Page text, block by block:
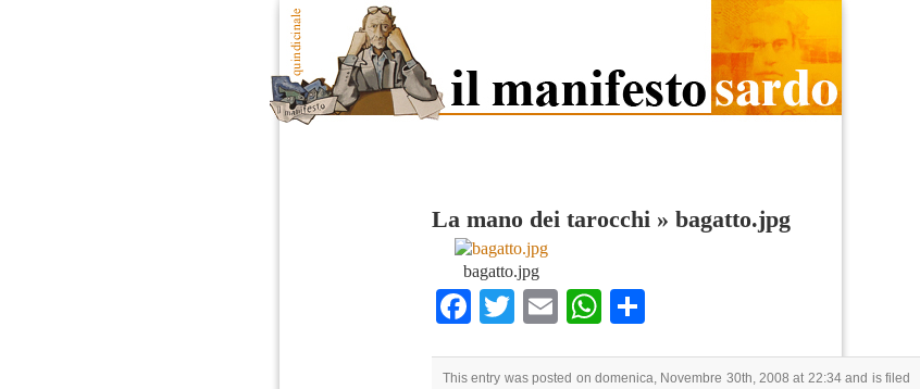
La mano dei tarocchi » bagatto.jpg
bagatto.jpg
Facebook
TwitterEmailWhatsApp
This entry was posted on domenica, Novembre 30th, 2008 at 22:34 and is filed